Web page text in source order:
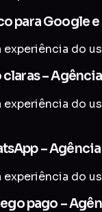
para Google
do
claras –
do
–
do
pago –